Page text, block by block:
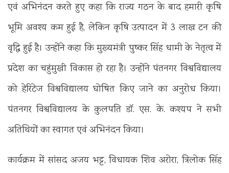
एवं अभिनंदन करते हुए कहा कि राज्य गठन के बाद हमारी कृषि
भूमि अवश्य कम हुई है, लेकिन कृषि उत्पादन में 3 लाख टन की
वृद्धि हुई है। उन्होंने कहा कि मुख्यमंत्री पुष्कर सिंह धामी के नेतृत्व में
प्रदेश का चहुंमुखी विकास हो रहा है। उन्होंने पंतनगर विश्वविद्यालय
को हेरिटेज विश्वविद्यालय घोषित किए जाने का अनुरोध किया।
पंतनगर विश्वविद्यालय के कुलपति डॉ. एस. के. कश्यप ने सभी
अतिथियों का स्वागत एवं अभिनंदन किया।
कार्यक्रम में सांसद अजय भट्ट, विधायक शिव अरोरा, त्रिलोक सिंह